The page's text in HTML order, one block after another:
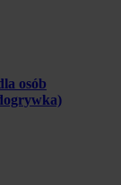
osób